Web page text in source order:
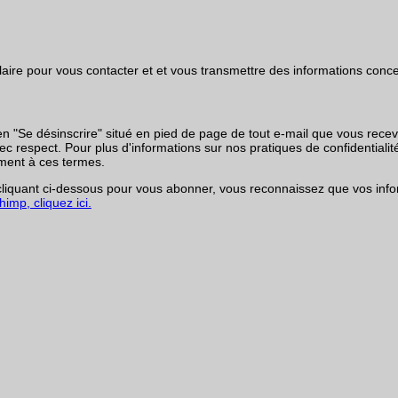
pour vous contacter et et vous transmettre des informations
"Se désinscrire" situé en pied de page de tout e-mail que vous
respect. Pour plus d'informations sur nos pratiques de
à ces termes.
ci-dessous pour vous abonner, vous reconnaissez que vos
cliquez ici.